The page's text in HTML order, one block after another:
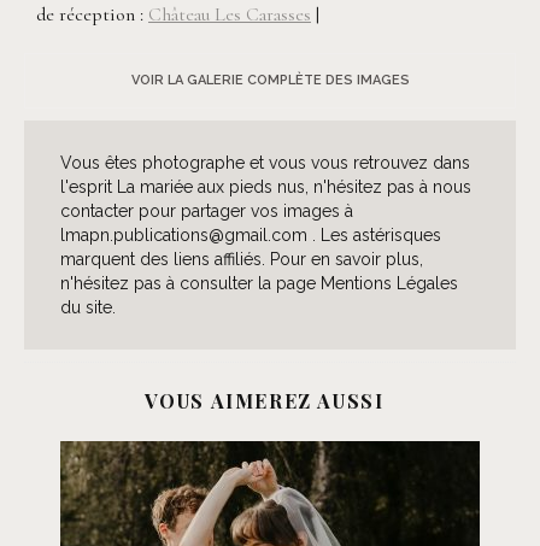
de réception : Château Les Carasses |
VOIR LA GALERIE COMPLÈTE DES IMAGES
Vous êtes photographe et vous vous retrouvez dans
l'esprit La mariée aux pieds nus, n'hésitez pas à nous
contacter pour partager vos images à
lmapn.publications@gmail.com . Les astérisques
marquent des liens affiliés. Pour en savoir plus,
n'hésitez pas à consulter la page Mentions Légales
du site.
VOUS AIMEREZ AUSSI